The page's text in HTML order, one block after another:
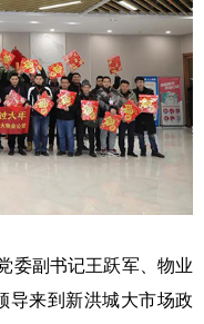
副书记王跃军、物业
导来到新洪城大市场政